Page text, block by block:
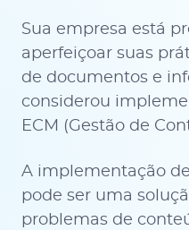
Sua empresa está
aperfeiçoar suas
de documentos e
considerou
ECM (Gestão de
A implementação
pode ser uma
problemas de